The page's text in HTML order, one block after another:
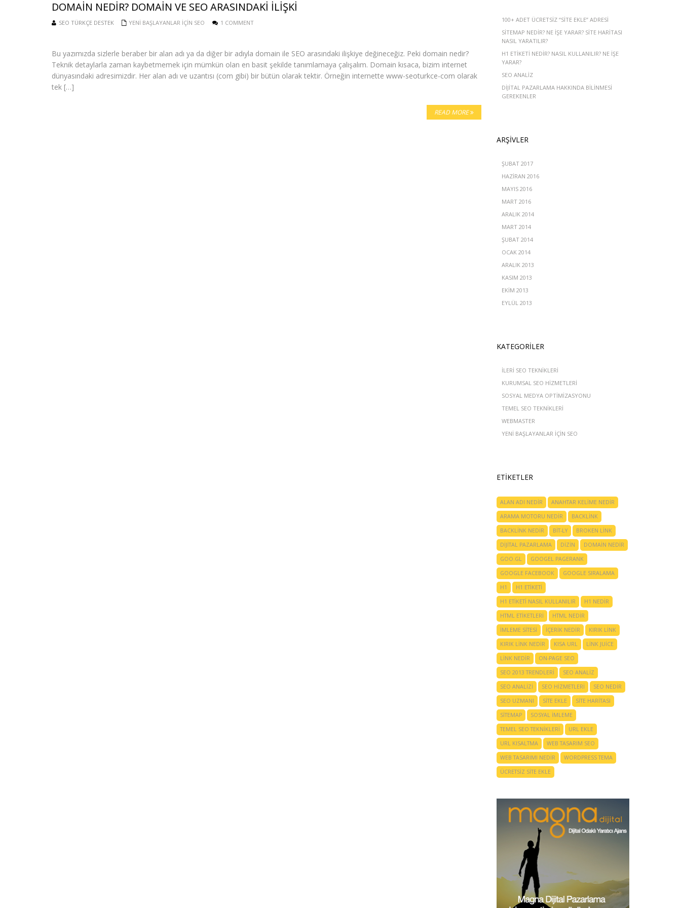
DOMAIN NEDIR? DOMAIN VE SEO ARASINDAKI İLIŞKI
SEO TÜRKÇE DESTEK YENI BAŞLAYANLAR IÇIN SEO 1 COMMENT
Bu yazımızda sizlerle beraber bir alan adı ya da diğer bir adıyla domain ile SEO arasındaki ilişkiye değineceğiz. Peki domain nedir?
Teknik detaylarla zaman kaybetmemek için mümkün olan en basit şekilde tanımlamaya çalışalım. Domain kısaca, bizim internet
dünyasındaki adresimizdir. Her alan adı ve uzantısı (com gibi) bir bütün olarak tektir. Örneğin internette www-seoturkce-com olarak
tek […]
READ MORE
100+ ADET ÜCRETSIZ “SITE EKLE” ADRESI
SITEMAP NEDIR? NE IŞE YARAR? SITE HARITASI
NASIL YARATILIR?
H1 ETIKETI NEDIR? NASIL KULLANILIR? NE İŞE
YARAR?
SEO ANALIZ
DIJITAL PAZARLAMA HAKKINDA BILINMESI
GEREKENLER
ARŞIVLER
ŞUBAT 2017
HAZIRAN 2016
MAYIS 2016
MART 2016
ARALIK 2014
MART 2014
ŞUBAT 2014
OCAK 2014
ARALIK 2013
KASIM 2013
EKIM 2013
EYLÜL 2013
KATEGORILER
İLERI SEO TEKNIKLERI
KURUMSAL SEO HIZMETLERI
SOSYAL MEDYA OPTIMIZASYONU
TEMEL SEO TEKNIKLERI
WEBMASTER
YENI BAŞLAYANLAR IÇIN SEO
ETIKETLER
ALAN ADI NEDIR
ANAHTAR KELIME NEDIR
ARAMA MOTORU NEDIR
BACKLINK
BACKLINK NEDIR
BIT-LY
BROKEN LINK
DIJITAL PAZARLAMA
DIZIN
DOMAIN NEDIR
GOO.GL
GOOGEL PAGERANK
GOOGLE FACEBOOK
GOOGLE SIRALAMA
H1
H1 ETIKETI
H1 ETIKETI NASIL KULLANILIR
H1 NEDIR
HTML ETIKETLERI
HTML NEDIR
IMLEME SITESI
IÇERIK NEDIR
KIRIK LINK
KIRIK LINK NEDIR
KISA URL
LINK JUICE
LINK NEDIR
ON-PAGE SEO
SEO 2013 TRENDLERI
SEO ANALIZ
SEO ANALIZI
SEO HIZMETLERI
SEO NEDIR
SEO UZMANI
SITE EKLE
SITE HARITASI
SITEMAP
SOSYAL IMLEME
TEMEL SEO TEKNIKLERI
URL EKLE
URL KISALTMA
WEB TASARIM SEO
WEB TASARIMI NEDIR
WORDPRESS TEMA
ÜCRETSIZ SITE EKLE